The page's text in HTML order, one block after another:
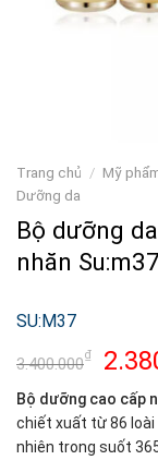
Trang chủ / Mỹ
Dưỡng da
Bộ dưỡng
nhăn
SU:M37
3.400.000₫
Bộ dưỡng cao cấp
chiết xuất từ 86
nhiên trong suốt